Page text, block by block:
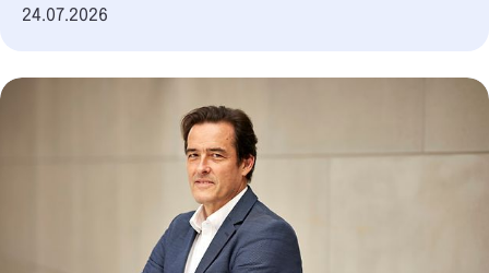
Datum der Veröffentlichung
24.07.2026